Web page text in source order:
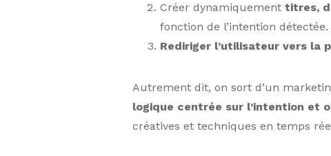
Créer dynamiquement titres,
fonction de l’intention détectée.
Rediriger l’utilisateur vers la
Autrement dit, on sort d’un
logique centrée sur l’intention et
créatives et techniques en temps